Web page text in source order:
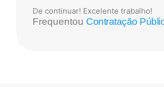
De continuar! Excelente trabalho!
Frequentou Contratação